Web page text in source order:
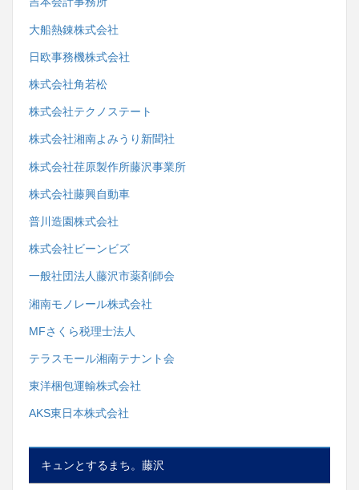
大船熱錬株式会社
日欧事務機株式会社
株式会社角若松
株式会社テクノステート
株式会社湘南よみうり新聞社
株式会社荏原製作所藤沢事業所
株式会社藤興自動車
普川造園株式会社
株式会社ビーンビズ
一般社団法人藤沢市薬剤師会
湘南モノレール株式会社
MFさくら税理士法人
テラスモール湘南テナント会
東洋梱包運輸株式会社
AKS東日本株式会社
キュンとするまち。藤沢